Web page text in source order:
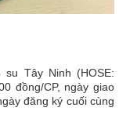
su Tây Ninh (HOSE:
đồng/CP, ngày giao
đăng ký cuối cùng